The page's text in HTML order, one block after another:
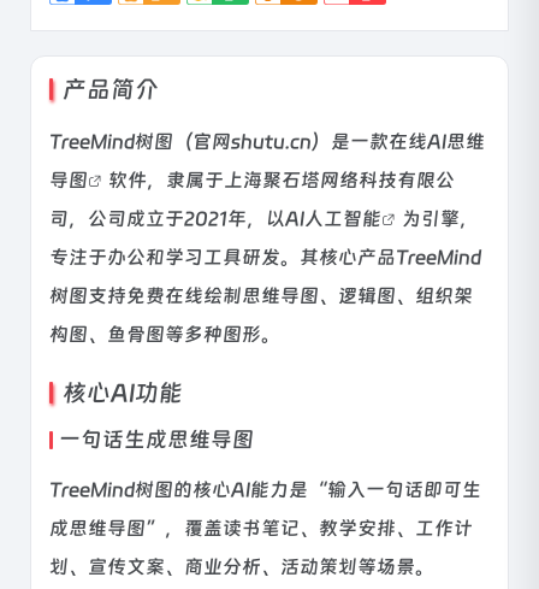
产品简介
TreeMind树图（官网shutu.cn）是一款在线AI思维
导图
软件，隶属于上海聚石塔网络科技有限公
司，公司成立于2021年，以AI人工智能
为引擎，
专注于办公和学习工具研发。其核心产品TreeMind
树图支持免费在线绘制思维导图、逻辑图、组织架
构图、鱼骨图等多种图形。
核心AI功能
一句话生成思维导图
TreeMind树图的核心AI能力是“输入一句话即可生
成思维导图”，覆盖读书笔记、教学安排、工作计
划、宣传文案、商业分析、活动策划等场景。